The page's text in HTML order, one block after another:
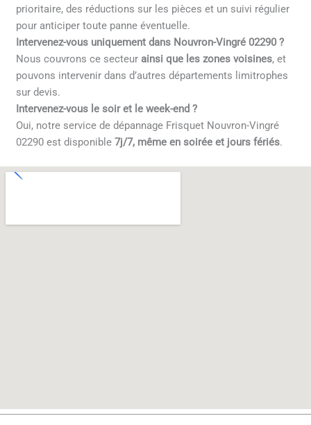
prioritaire, des réductions sur les pièces et un suivi régulier
pour anticiper toute panne éventuelle.
Intervenez-vous uniquement dans Nouvron-Vingré 02290 ?
Nous couvrons ce secteur ainsi que les zones voisines, et
pouvons intervenir dans d’autres départements limitrophes
sur devis.
Intervenez-vous le soir et le week-end ?
Oui, notre service de dépannage Frisquet Nouvron-Vingré
02290 est disponible7j/7, même en soirée et jours fériés.